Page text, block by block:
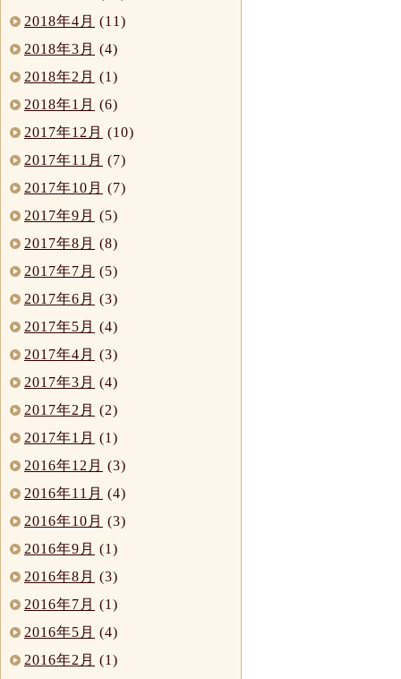
2018年4月 (11)
2018年3月 (4)
2018年2月 (1)
2018年1月 (6)
2017年12月 (10)
2017年11月 (7)
2017年10月 (7)
2017年9月 (5)
2017年8月 (8)
2017年7月 (5)
2017年6月 (3)
2017年5月 (4)
2017年4月 (3)
2017年3月 (4)
2017年2月 (2)
2017年1月 (1)
2016年12月 (3)
2016年11月 (4)
2016年10月 (3)
2016年9月 (1)
2016年8月 (3)
2016年7月 (1)
2016年5月 (4)
2016年2月 (1)